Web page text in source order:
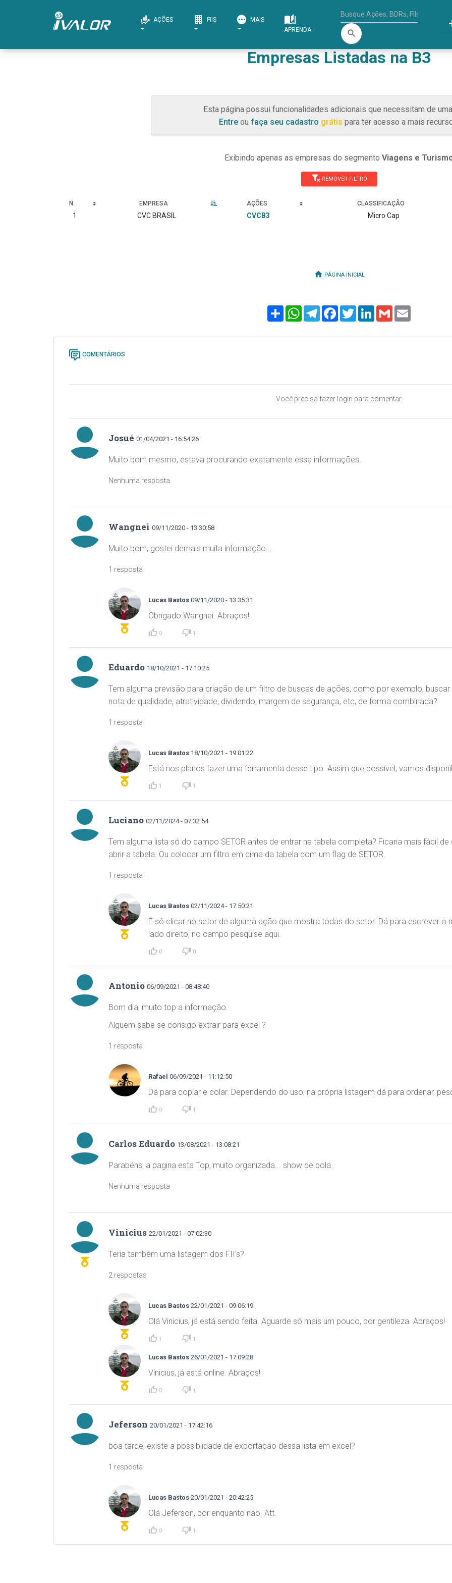
AÇÕES FIIS
MAIS
APRENDA
search
Empresas Listadas na B3
Esta página possui funcionalidades adicionais que necessitam de
Entreou faça seu cadastro grátis para ter acesso a mais
Exibindo apenas as empresas do segmento Viagens e
REMOVER FILTRO
N. EMPRESA AÇÕES CLASSIFICAÇÃO
1 CVC BRASIL CVCB3 Micro Cap
PÁGINA INICIAL
ShareWhatsAppTelegramFacebook
TwitterLinkedInGmail
COMENTÁRIOS
Você precisa fazer login para comentar.
Josué 01/04/2021 - 16:54:26
Muito bom mesmo, estava procurando exatamente essa informações.
Nenhuma resposta
Wangnei 09/11/2020 - 13:30:58
Muito bom, gostei demais muita informação...
1 resposta
Lucas Bastos 09/11/2020 - 13:35:31
Obrigado Wangnei. Abraços!
0 1
Eduardo 18/10/2021 - 17:10:25
Tem alguma previsão para criação de um filtro de buscas de ações, como por exemplo,
nota de qualidade, atratividade, dividendo, margem de segurança, etc, de forma combinada?
1 resposta
Lucas Bastos 18/10/2021 - 19:01:22
Está nos planos fazer uma ferramenta desse tipo. Assim que possível, vamos
1 1
Luciano 02/11/2024 - 07:32:54
Tem alguma lista só do campo SETOR antes de entrar na tabela completa? Ficaria mais fácil
abrir a tabela. Ou colocar um filtro em cima da tabela com um flag de SETOR.
1 resposta
Lucas Bastos 02/11/2024 - 17:50:21
É só clicar no setor de alguma ação que mostra todas do setor. Dá para escrever
lado direito, no campo pesquise aqui.
0 0
Antonio 06/09/2021 - 08:48:40
Bom dia, muito top a informação.
Alguem sabe se consigo extrair para excel ?
1 resposta
Rafael 06/09/2021 - 11:12:50
Dá para copiar e colar. Dependendo do uso, na própria listagem dá para ordenar,
0 1
Carlos Eduardo 13/08/2021 - 13:08:21
Parabéns, a pagina esta Top, muito organizada... show de bola..
Nenhuma resposta
Vinicius 22/01/2021 - 07:02:30
Teria também uma listagem dos FII's?
2 respostas
Lucas Bastos 22/01/2021 - 09:06:19
Olá Vinicius, já está sendo feita. Aguarde só mais um pouco, por gentileza. Abraços!
1 1
Lucas Bastos 26/01/2021 - 17:09:28
Vinicius, já está online. Abraços!
0 1
Jeferson 20/01/2021 - 17:42:16
boa tarde, existe a possiblidade de exportação dessa lista em excel?
1 resposta
Lucas Bastos 20/01/2021 - 20:42:25
Olá Jeferson, por enquanto não. Att.
0 1